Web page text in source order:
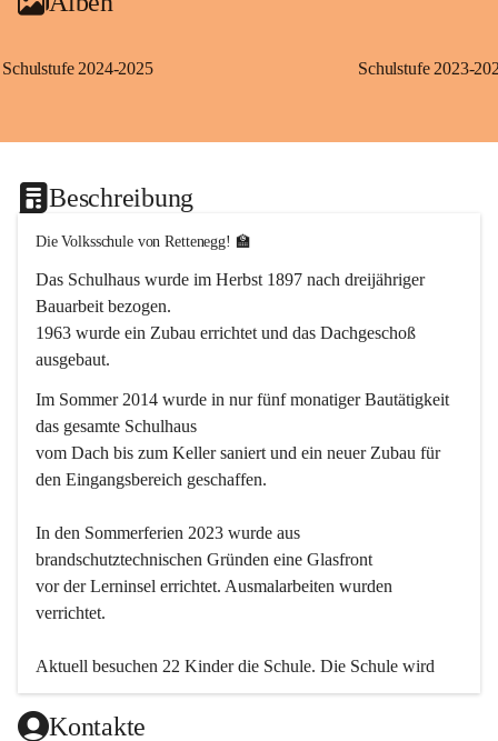
Schulstufe 2024-2025 Schulstufe 2023-
Beschreibung
Die Volksschule von Rettenegg! 🏫
Das Schulhaus wurde im Herbst 1897 nach dreijähriger
Bauarbeit bezogen.
1963 wurde ein Zubau errichtet und das Dachgeschoß
ausgebaut.
Im Sommer 2014 wurde in nur fünf monatiger Bautätigkeit
das gesamte Schulhaus
vom Dach bis zum Keller saniert und ein neuer Zubau für
den Eingangsbereich geschaffen.
In den Sommerferien 2023 wurde aus
brandschutztechnischen Gründen eine Glasfront
vor der Lerninsel errichtet. Ausmalarbeiten wurden
verrichtet.
Aktuell besuchen 22 Kinder die Schule. Die Schule wird
einklassig geführt.
Kontakte